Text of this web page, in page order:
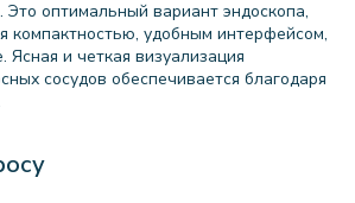
Это оптимальный вариант эндоскопа,
компактностью, удобным интерфейсом,
Ясная и четкая визуализация
сосудов обеспечивается благодаря